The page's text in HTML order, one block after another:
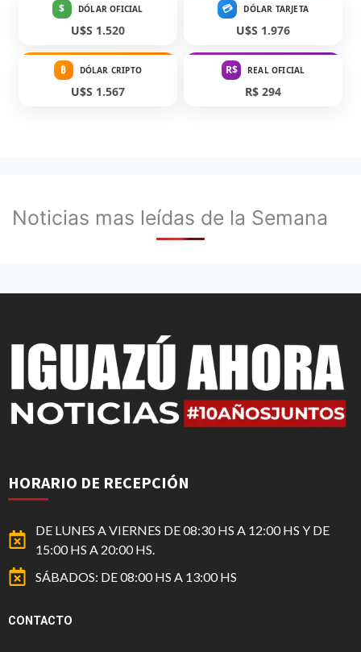
$ DÓLAR OFICIAL
U$S 1.520
💳 DÓLAR TARJETA
U$S 1.976
₿ DÓLAR CRIPTO
U$S 1.567
R$ REAL OFICIAL
R$ 294
Noticias mas leídas de la Semana
HORARIO DE RECEPCIÓN
DE LUNES A VIERNES DE 08:30 HS A 12:00 HS Y DE
15:00 HS A 20:00 HS.
SÁBADOS: DE 08:00 HS A 13:00 HS
CONTACTO